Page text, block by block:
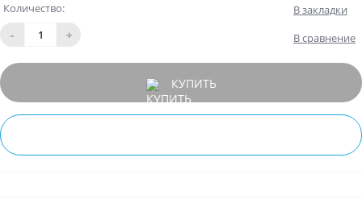
Количество:
-
+
В закладки
В сравнение
КУПИТЬ